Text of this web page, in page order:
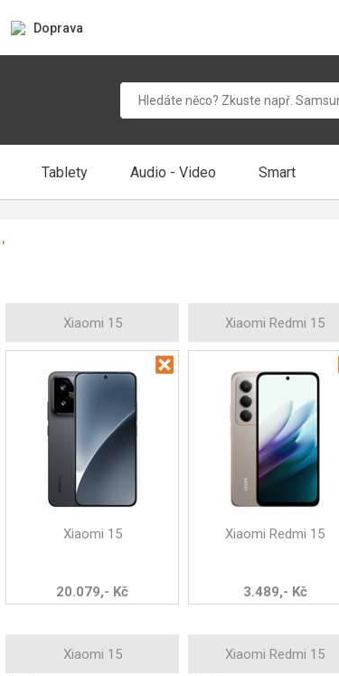
Doprava
Tablety Audio - Video Smart
Xiaomi 15 Xiaomi Redmi 15
Xiaomi 15
20.079,- Kč
Xiaomi Redmi 15
3.489,- Kč
Xiaomi 15 Xiaomi Redmi 15